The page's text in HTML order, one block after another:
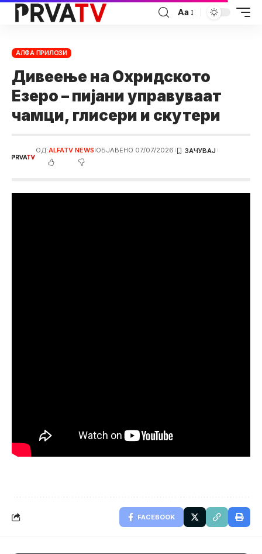
Аа
АЛФА ПРИЛОЗИ
Дивеење на Охридското
Езеро – пијани управуваат
чамци, глисери и скутери
ОД:ALFATV NEWS ОБЈАВЕНО 07/07/2026
FACEBOOK